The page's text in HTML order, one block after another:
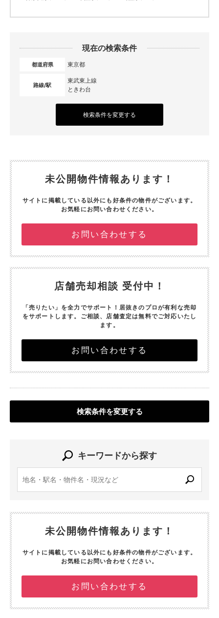
現在の検索条件
都道府県 東京都
路線/駅
東武東上線
ときわ台
検索条件を変更する
未公開物件情報あります！
サイトに掲載している以外にも好条件の物件がございます。
お気軽にお問い合わせください。
お問い合わせする
店舗売却相談 受付中！
「売りたい」を全力でサポート！ 居抜きのプロが有利な売却
をサポートします。 ご相談、店舗査定は無料でご対応いたし
ます。
お問い合わせする
検索条件を変更する
キーワードから探す
未公開物件情報あります！
サイトに掲載している以外にも好条件の物件がございます。
お気軽にお問い合わせください。
お問い合わせする